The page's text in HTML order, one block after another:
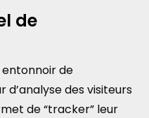
de
de
des visiteurs
de “tracker” leur